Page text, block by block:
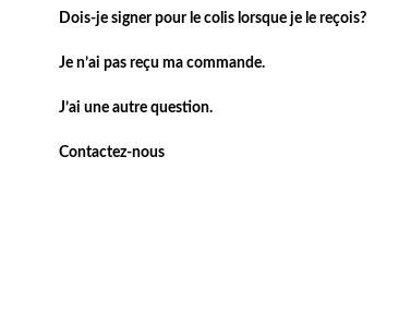
Dois-je signer pour le colis lorsque je le reçois?
Je n’ai pas reçu ma commande.
J’ai une autre question.
Contactez-nous